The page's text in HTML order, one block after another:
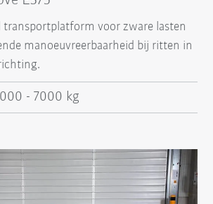
voor zware lasten
manoeuvreerbaarheid bij ritten in
- 7000 kg